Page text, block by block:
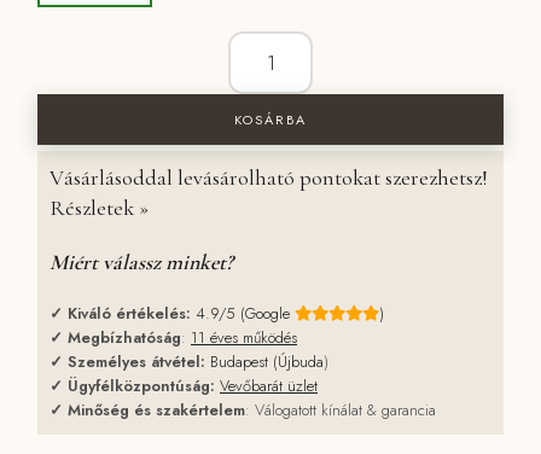
Little Dutch zenélő körforgó natúr fa
KOSÁRBA
Vásárlásoddal levásárolható pontokat szerezhetsz!
Részletek »
Miért válassz minket?
✓ Kiváló értékelés: 4.9/5 (Google
)
✓ Megbízhatóság: 11 éves működés
✓ Személyes átvétel: Budapest (Újbuda)
✓ Ügyfélközpontúság: Vevőbarát üzlet
✓ Minőség és szakértelem: Válogatott kínálat & garancia